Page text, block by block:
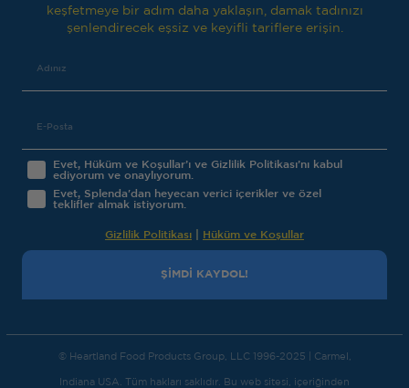
keşfetmeye bir adım daha yaklaşın, damak tadınızı
şenlendirecek eşsiz ve keyifli tariflere erişin.
Evet, Hüküm ve Koşullar’ı ve Gizlilik Politikası’nı kabul
ediyorum ve onaylıyorum.
Evet, Splenda'dan heyecan verici içerikler ve özel
teklifler almak istiyorum.
Gizlilik Politikası Hüküm ve Koşullar
ŞİMDİ KAYDOL!
© Heartland Food Products Group, LLC 1996-2025 | Carmel,
Indiana USA. Tüm hakları saklıdır. Bu web sitesi, içeriğinden